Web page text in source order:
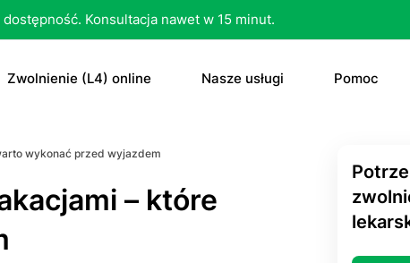
dostępność. Konsultacja nawet w 15 minut.
Zwolnienie (L4) online Nasze usługi
Konsultacja lekarska
Pomoc
wykonać przed wyjazdem
– które